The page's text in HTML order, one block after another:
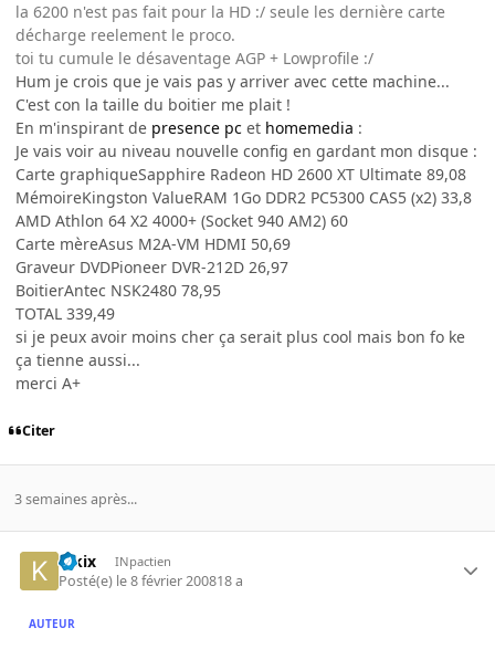
la 6200 n'est pas fait pour la HD :/ seule les dernière carte
décharge reelement le proco.
toi tu cumule le désaventage AGP + Lowprofile :/
Hum je crois que je vais pas y arriver avec cette machine...
C'est con la taille du boitier me plait !
En m'inspirant de presence pc et homemedia :
Je vais voir au niveau nouvelle config en gardant mon disque :
Carte graphiqueSapphire Radeon HD 2600 XT Ultimate 89,08
MémoireKingston ValueRAM 1Go DDR2 PC5300 CAS5 (x2) 33,8
AMD Athlon 64 X2 4000+ (Socket 940 AM2) 60
Carte mèreAsus M2A-VM HDMI 50,69
Graveur DVDPioneer DVR-212D 26,97
BoitierAntec NSK2480 78,95
TOTAL 339,49
si je peux avoir moins cher ça serait plus cool mais bon fo ke
ça tienne aussi...
merci A+
Citer
3 semaines après...
kikix INpactien
Posté(e) le 8 février 200818 a
AUTEUR